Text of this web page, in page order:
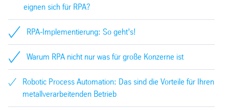
eignen sich für RPA?
RPA-Implementierung: So geht’s!
Warum RPA nicht nur was für große Konzerne ist
Robotic Process Automation: Das sind die Vorteile für Ihren
metallverarbeitenden Betrieb